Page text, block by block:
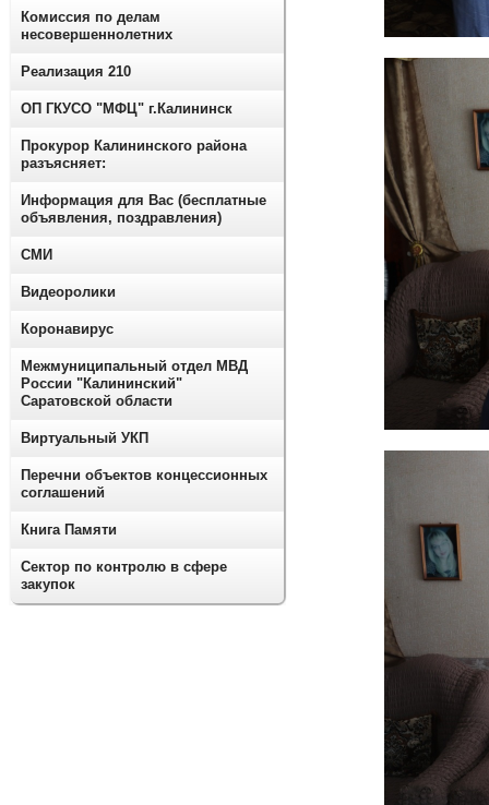
Комиссия по делам
несовершеннолетних
Реализация 210
ОП ГКУСО "МФЦ" г.Калининск
Прокурор Калининского района
разъясняет:
Информация для Вас (бесплатные
объявления, поздравления)
СМИ
Видеоролики
Коронавирус
Межмуниципальный отдел МВД
России "Калининский"
Саратовской области
Виртуальный УКП
Перечни объектов концессионных
соглашений
Книга Памяти
Сектор по контролю в сфере
закупок